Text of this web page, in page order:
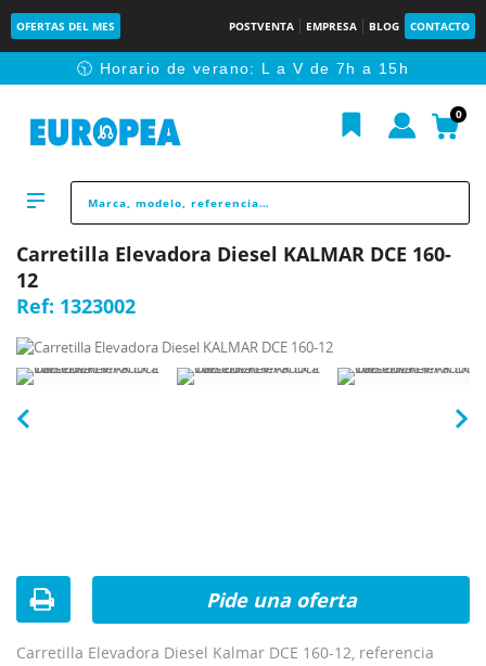
OFERTAS DEL MES POSTVENTA EMPRESA BLOG CONTACTO
🕥 Horario de verano: L a V de 7h a 15h
0
Carretilla Elevadora Diesel KALMAR DCE 160-
12
Ref: 1323002
Carretilla Elevadora Diesel Kalmar DCE 160-12, referencia
Pide una oferta